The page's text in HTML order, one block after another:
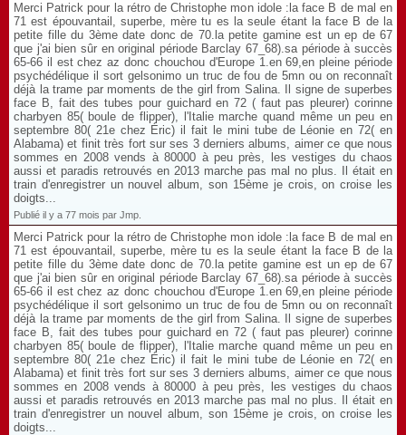
Merci Patrick pour la rétro de Christophe mon idole :la face B de mal en
71 est épouvantail, superbe, mère tu es la seule étant la face B de la
petite fille du 3ème date donc de 70.la petite gamine est un ep de 67
que j'ai bien sûr en original période Barclay 67_68).sa période à succès
65-66 il est chez az donc chouchou d'Europe 1.en 69,en pleine période
psychédélique il sort gelsonimo un truc de fou de 5mn ou on reconnaît
déjà la trame par moments de the girl from Salina. Il signe de superbes
face B, fait des tubes pour guichard en 72 ( faut pas pleurer) corinne
charbyen 85( boule de flipper), l'Italie marche quand même un peu en
septembre 80( 21e chez Éric) il fait le mini tube de Léonie en 72( en
Alabama) et finit très fort sur ses 3 derniers albums, aimer ce que nous
sommes en 2008 vends à 80000 à peu près, les vestiges du chaos
aussi et paradis retrouvés en 2013 marche pas mal no plus. Il était en
train d'enregistrer un nouvel album, son 15ème je crois, on croise les
doigts...
Publié il y a 77 mois par Jmp.
Merci Patrick pour la rétro de Christophe mon idole :la face B de mal en
71 est épouvantail, superbe, mère tu es la seule étant la face B de la
petite fille du 3ème date donc de 70.la petite gamine est un ep de 67
que j'ai bien sûr en original période Barclay 67_68).sa période à succès
65-66 il est chez az donc chouchou d'Europe 1.en 69,en pleine période
psychédélique il sort gelsonimo un truc de fou de 5mn ou on reconnaît
déjà la trame par moments de the girl from Salina. Il signe de superbes
face B, fait des tubes pour guichard en 72 ( faut pas pleurer) corinne
charbyen 85( boule de flipper), l'Italie marche quand même un peu en
septembre 80( 21e chez Éric) il fait le mini tube de Léonie en 72( en
Alabama) et finit très fort sur ses 3 derniers albums, aimer ce que nous
sommes en 2008 vends à 80000 à peu près, les vestiges du chaos
aussi et paradis retrouvés en 2013 marche pas mal no plus. Il était en
train d'enregistrer un nouvel album, son 15ème je crois, on croise les
doigts...